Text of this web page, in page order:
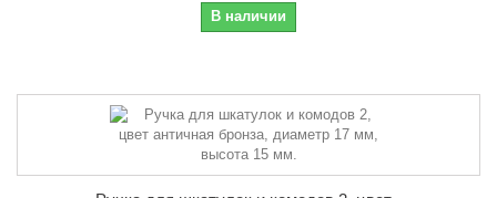
В наличии